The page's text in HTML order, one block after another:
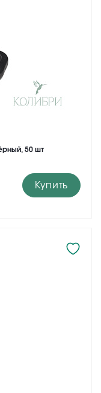
50 шт
Купить